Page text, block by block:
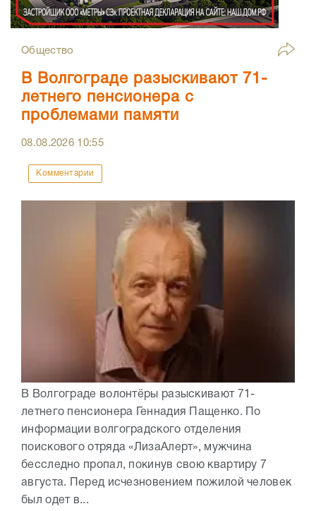
Общество
В Волгограде разыскивают 71-
летнего пенсионера с
проблемами памяти
08.08.2026 10:55
Комментарии
В Волгограде волонтёры разыскивают 71-
летнего пенсионера Геннадия Пащенко. По
информации волгоградского отделения
поискового отряда «ЛизаАлерт», мужчина
бесследно пропал, покинув свою квартиру 7
августа. Перед исчезновением пожилой человек
был одет в...